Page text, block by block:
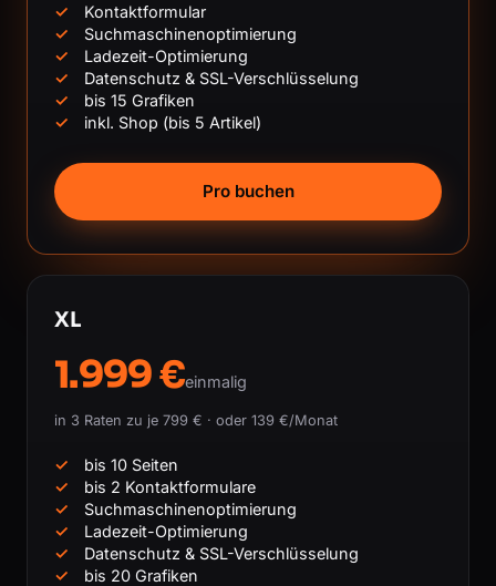
Kontaktformular
Suchmaschinenoptimierung
Ladezeit-Optimierung
Datenschutz & SSL-Verschlüsselung
bis 15 Grafiken
inkl. Shop (bis 5 Artikel)
Pro buchen
XL
1.999 €einmalig
in 3 Raten zu je 799 € · oder 139 €/Monat
bis 10 Seiten
bis 2 Kontaktformulare
Suchmaschinenoptimierung
Ladezeit-Optimierung
Datenschutz & SSL-Verschlüsselung
bis 20 Grafiken